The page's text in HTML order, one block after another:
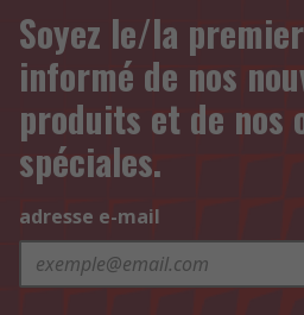
Soyez le/la
informé de nos
produits et de nos
spéciales.
adresse e-mail